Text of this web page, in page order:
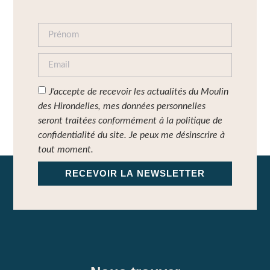
J'accepte de recevoir les actualités du Moulin
des Hirondelles, mes données personnelles
seront traitées conformément à la politique de
confidentialité du site. Je peux me désinscrire à
tout moment.
RECEVOIR LA NEWSLETTER